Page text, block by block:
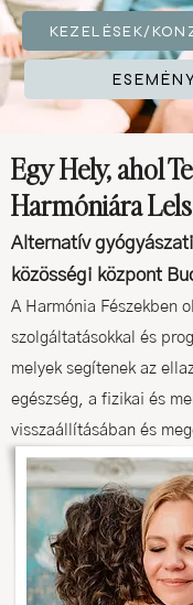
KEZELÉSEK/
Egy Hely, ahol
Harmóniára
Alternatív
közösségi központ
A Harmónia Fészekben
szolgáltatásokkal és
melyek segítenek az
egészség, a fizikai és
visszaállításában és